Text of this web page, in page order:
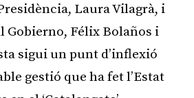
Laura Vilagrà, i
Gobierno, Félix Bolaños i
sigui un punt d’inflexió
gestió que ha fet l’Estat